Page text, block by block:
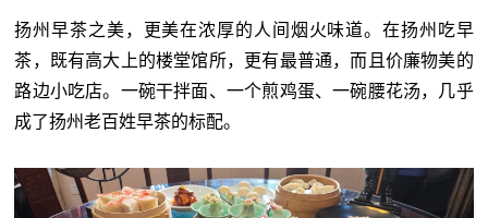
扬州早茶之美，更美在浓厚的人间烟火味道。在扬州吃早
茶，既有高大上的楼堂馆所，更有最普通，而且价廉物美的
路边小吃店。一碗干拌面、一个煎鸡蛋、一碗腰花汤，几乎
成了扬州老百姓早茶的标配。